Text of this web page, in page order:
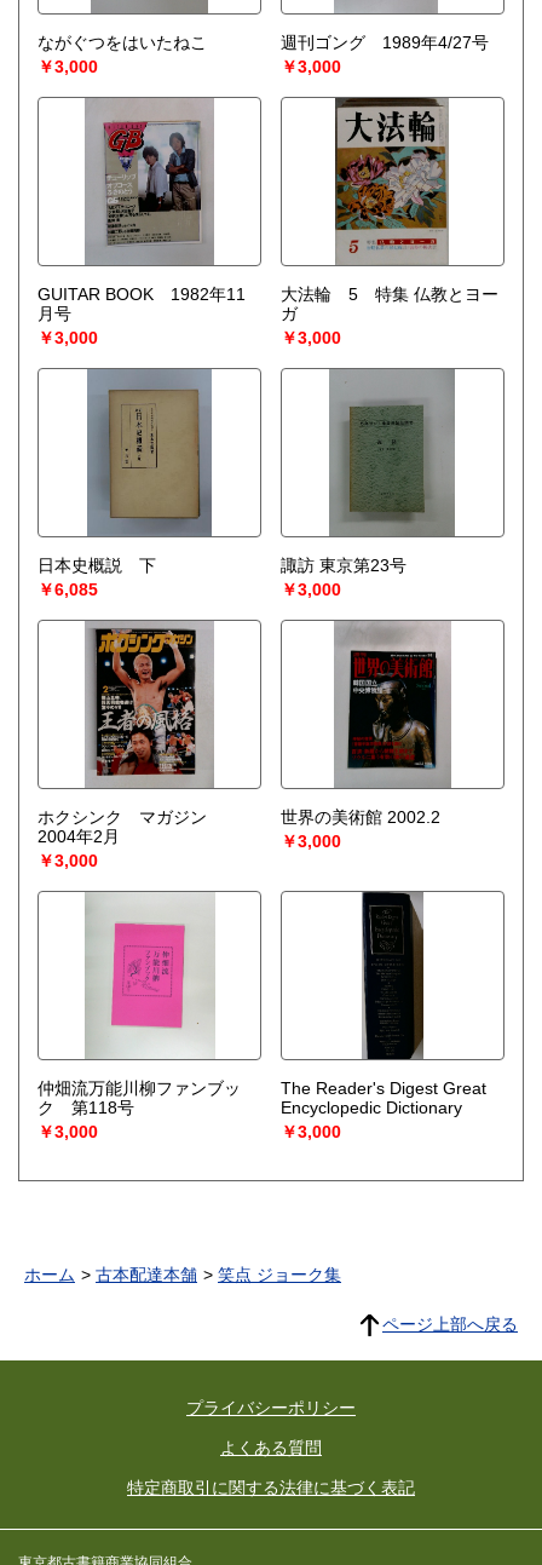
ながぐつをはいたねこ
￥3,000
週刊ゴング 1989年4/27号
￥3,000
GUITAR BOOK 1982年11
月号
￥3,000
大法輪 5 特集 仏教とヨー
ガ
￥3,000
日本史概説 下
￥6,085
諏訪 東京第23号
￥3,000
ホクシンク マガジン
2004年2月
￥3,000
世界の美術館 2002.2
￥3,000
仲畑流万能川柳ファンブッ
ク 第118号
￥3,000
The Reader's Digest Great
Encyclopedic Dictionary
￥3,000
ホーム 古本配達本舗 笑点 ジョーク集
ページ上部へ戻る
プライバシーポリシー
よくある質問
特定商取引に関する法律に基づく表記